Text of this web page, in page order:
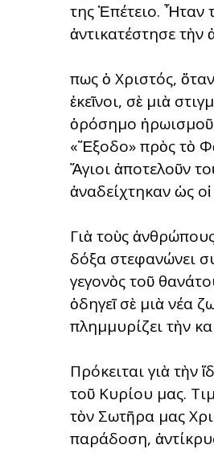
της Ἐπέτειο. Ἦταν
ἀντικατέστησε τὴν
Ὅπως ὁ Χριστός,
ἐκεῖνοι, σὲ μιὰ
ὁρόσημο
«Ἔξοδο» πρὸς τὸ
Ἅγιοι ἀποτελοῦν
ἀναδείχτηκαν ὡς οἱ
Γιὰ τοὺς
δόξα στεφανώνει
γεγονὸς τοῦ
ὁδηγεῖ σὲ μιὰ νέα
πλημμυρίζει τὴν
Πρόκειται γιὰ τὴν
τοῦ Κυρίου μας.
τὸν Σωτῆρα μας
παράδοση,